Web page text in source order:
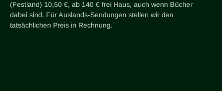
(Festland) 10,50 €, ab 140 € frei Haus, auch wenn Bücher
dabei sind. Für Auslands-Sendungen stellen wir den
tatsächlichen Preis in Rechnung.